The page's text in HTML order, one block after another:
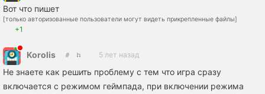
Вот что пишет
[только авторизованные пользователи могут видеть прикрепленные файлы]
+1
Korolis 5 лет назад
Не знаете как решить проблему с тем что игра сразу
включается с режимом геймпада, при включении режима